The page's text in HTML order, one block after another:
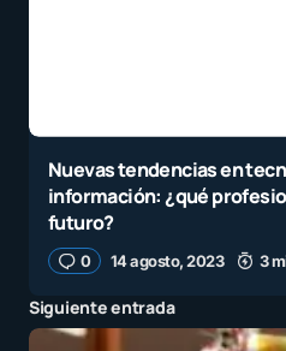
Nuevas tendencias en
información: ¿qué
futuro?
0 14 agosto, 2023 3
Siguiente entrada